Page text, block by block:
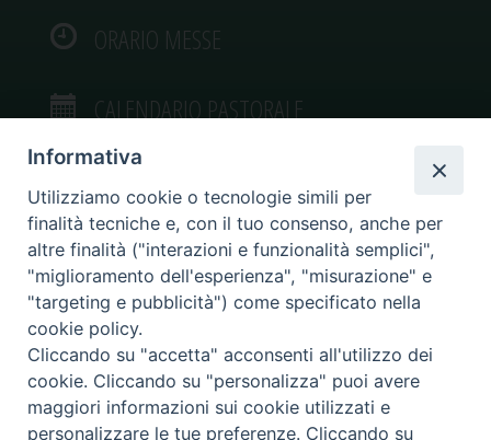
ORARIO MESSE
CALENDARIO PASTORALE
VIDEOGALLERY
PHOTOGALLERY
Informativa
Utilizziamo cookie o tecnologie simili per
finalità tecniche e, con il tuo consenso, anche per
altre finalità ("interazioni e funzionalità semplici",
"miglioramento dell'esperienza", "misurazione" e
"targeting e pubblicità") come specificato nella
cookie policy.
Cliccando su "accetta" acconsenti all'utilizzo dei
cookie. Cliccando su "personalizza" puoi avere
maggiori informazioni sui cookie utilizzati e
personalizzare le tue preferenze. Cliccando su